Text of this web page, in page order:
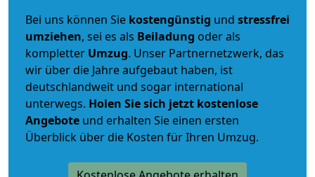
Bei uns können Sie kostengünstig und stressfrei
umziehen, sei es als Beiladung oder als
kompletter Umzug. Unser Partnernetzwerk, das
wir über die Jahre aufgebaut haben, ist
deutschlandweit und sogar international
unterwegs. Holen Sie sich jetzt kostenlose
Angebote und erhalten Sie einen ersten
Überblick über die Kosten für Ihren Umzug.